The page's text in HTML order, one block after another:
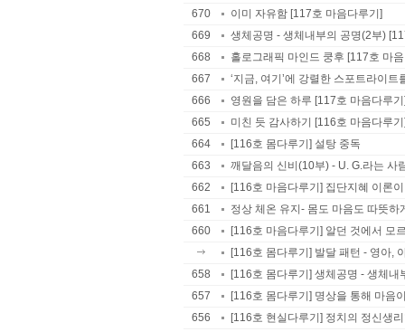
670
이미 자유함 [117호 마음다루기]
669
생체공명 - 생체내부의 공명(2부)
668
홀로그래픽 마인드 쿵후 [117호 마
667
‘지금, 여기’에 강렬한 스포트라이
666
영원을 담은 하루 [117호 마음다루
665
미친 듯 감사하기 [116호 마음다루
664
[116호 몸다루기] 설탕 중독
663
깨달음의 신비(10부) - U. G.라는 사
662
[116호 마음다루기] 집단지혜 이론
661
정상 체온 유지- 몸도 마음도 따뜻
660
[116호 마음다루기] 알던 것에서 모
[116호 몸다루기] 발달 패턴 - 영아,
658
[116호 몸다루기] 생체공명 - 생체내
657
[116호 몸다루기] 명상을 통해 마음
656
[116호 현실다루기] 정치의 정신생